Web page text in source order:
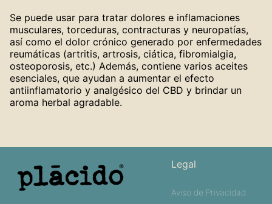
Se puede usar para tratar dolores e inflamaciones
musculares, torceduras, contracturas y neuropatías,
así como el dolor crónico generado por enfermedades
reumáticas (artritis, artrosis, ciática, fibromialgia,
osteoporosis, etc.) Además, contiene varios aceites
esenciales, que ayudan a aumentar el efecto
antiinflamatorio y analgésico del CBD y brindar un
aroma herbal agradable.
Legal
Aviso de Privacidad